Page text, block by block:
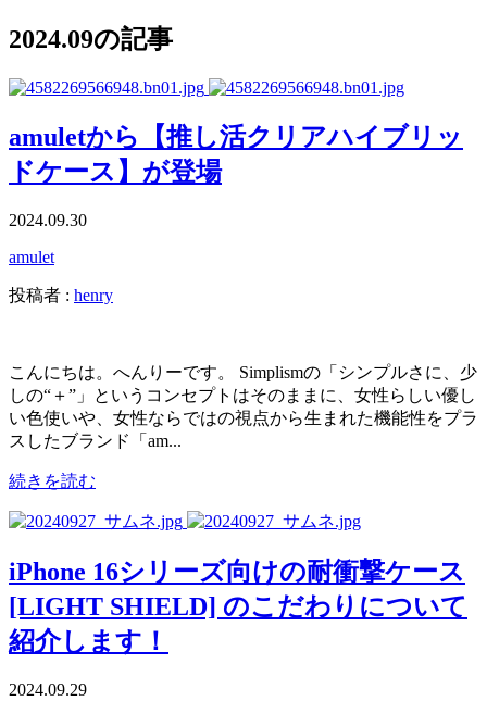
2024.09の記事
amuletから【推し活クリアハイブリッ
ドケース】が登場
2024.09.30
amulet
投稿者 : henry
こんにちは。へんりーです。 Simplismの「シンプルさに、少
しの“＋”」というコンセプトはそのままに、女性らしい優し
い色使いや、女性ならではの視点から生まれた機能性をプラ
スしたブランド「am...
続きを読む
iPhone 16シリーズ向けの耐衝撃ケース
[LIGHT SHIELD] のこだわりについて
紹介します！
2024.09.29